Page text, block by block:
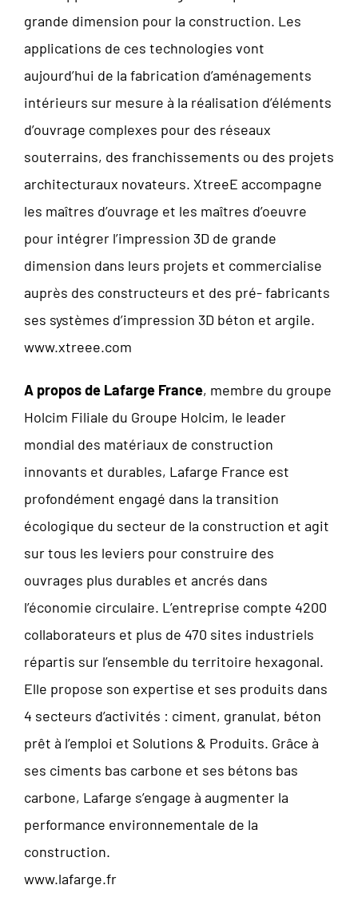
grande dimension pour la construction. Les
applications de ces technologies vont
aujourd’hui de la fabrication d’aménagements
intérieurs sur mesure à la réalisation d’éléments
d’ouvrage complexes pour des réseaux
souterrains, des franchissements ou des projets
architecturaux novateurs. XtreeE accompagne
les maîtres d’ouvrage et les maîtres d’oeuvre
pour intégrer l’impression 3D de grande
dimension dans leurs projets et commercialise
auprès des constructeurs et des pré- fabricants
ses systèmes d’impression 3D béton et argile.
www.xtreee.com
A propos de Lafarge France, membre du groupe
Holcim Filiale du Groupe Holcim, le leader
mondial des matériaux de construction
innovants et durables, Lafarge France est
profondément engagé dans la transition
écologique du secteur de la construction et agit
sur tous les leviers pour construire des
ouvrages plus durables et ancrés dans
l’économie circulaire. L’entreprise compte 4200
collaborateurs et plus de 470 sites industriels
répartis sur l’ensemble du territoire hexagonal.
Elle propose son expertise et ses produits dans
4 secteurs d’activités : ciment, granulat, béton
prêt à l’emploi et Solutions & Produits. Grâce à
ses ciments bas carbone et ses bétons bas
carbone, Lafarge s’engage à augmenter la
performance environnementale de la
construction.
www.lafarge.fr